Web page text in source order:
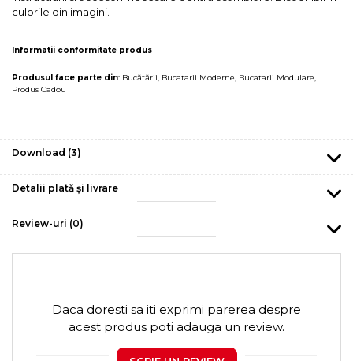
culorile din imagini.
Informatii conformitate produs
Produsul face parte din: Bucătării, Bucatarii Moderne, Bucatarii Modulare,
Produs Cadou
Download (3)
Detalii plată și livrare
Review-uri (0)
Daca doresti sa iti exprimi parerea despre
acest produs poti adauga un review.